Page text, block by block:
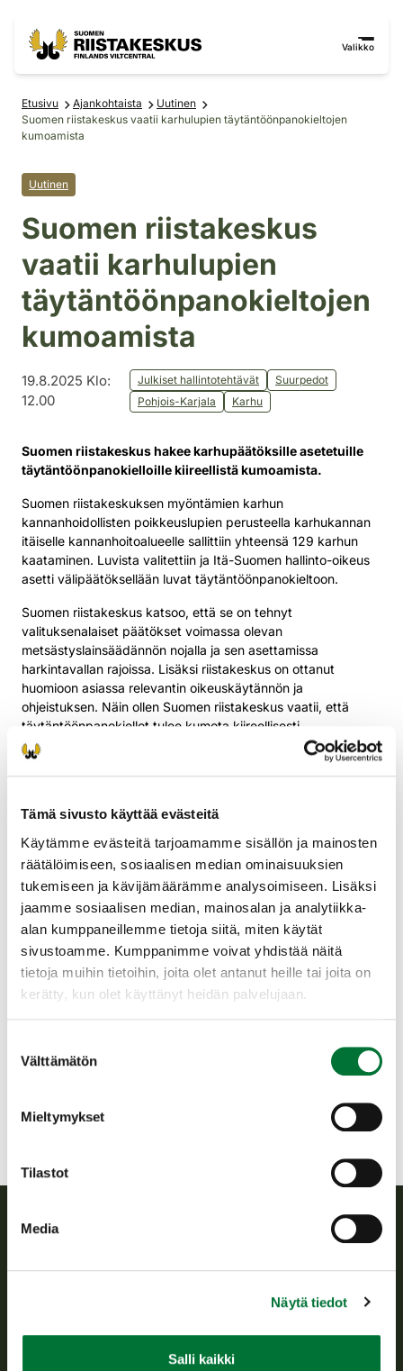
Tämä sivusto käyttää evästeitä
Käytämme evästeitä tarjoamamme sisällön ja mainosten
räätälöimiseen, sosiaalisen median ominaisuuksien
tukemiseen ja kävijämäärämme analysoimiseen. Lisäksi
jaamme sosiaalisen median, mainosalan ja analytiikka-
alan kumppaneillemme tietoja siitä, miten käytät
sivustoamme. Kumppanimme voivat yhdistää näitä
tietoja muihin tietoihin, joita olet antanut heille tai joita on
kerätty, kun olet käyttänyt heidän palvelujaan.
valinta
Välttämätön
Mieltymykset
Tilastot
Media
Näytä tiedot
Salli kaikki
Valikko
Etusivu Ajankohtaista
Uutinen
Suomen riistakeskus vaatii karhulupien täytäntöönpanokieltojen
kumoamista
Uutinen
Suomen riistakeskus
vaatii karhulupien
täytäntöönpanokieltojen
kumoamista
19.8.2025 Klo:
12.00
Julkiset hallintotehtävät
Suurpedot
Pohjois-Karjala
Karhu
Suomen riistakeskus hakee karhupäätöksille asetetuille
täytäntöönpanokielloille kiireellistä kumoamista.
Suomen riistakeskuksen myöntämien karhun
kannanhoidollisten poikkeuslupien perusteella karhukannan
itäiselle kannanhoitoalueelle sallittiin yhteensä 129 karhun
kaataminen. Luvista valitettiin ja Itä-Suomen hallinto-oikeus
asetti välipäätöksellään luvat täytäntöönpanokieltoon.
Suomen riistakeskus katsoo, että se on tehnyt
valituksenalaiset päätökset voimassa olevan
metsästyslainsäädännön nojalla ja sen asettamissa
harkintavallan rajoissa. Lisäksi riistakeskus on ottanut
huomioon asiassa relevantin oikeuskäytännön ja
ohjeistuksen. Näin ollen Suomen riistakeskus vaatii, että
täytäntöönpanokiellot tulee kumota kiireellisesti.
Maa- ja metsätalousministeriö on vahvistanut karhukannan
hoitosuunnitelman ja antanut asetuksen, joka ohjaa
luontodirektiiviin ja oikeuskäytäntöön, ja sen tavoitteena on
varmistaa karhukannan suotuisan suojelun tason säilyminen.
Asetuksella ja hoitosuunnitelmalla asetetulla päämäärällä on
poikkeuksellisen laaja yhteiskunnallinen hyväksyntä.
Suomen riistakeskuksen päätöksissään käyttämät mittarit
osoittavat, että hakemusalueella tihentyvä karhukanta
aiheuttaa ongelmia. Pihakäyntien ja SRVA-tehtävien
lisääntyminen kertoo sekä turvallisuusperusteisista että
vahinkoperusteisista tapahtumista. Kasvavat määrät
korostavat tarvetta lieventää sosioekonomisia haittoja ja
kasvuvauhtia ja alueellisia tihentymiä. Samalla pyritään
pitämään kotieläin- ja maatalousvahingot kohtuullisella
Suomen riistakeskus katsoo, että toimeenpanokielto
riistanhoitoyhdistysten toimintaa ja huolehtii riistapolitiikan